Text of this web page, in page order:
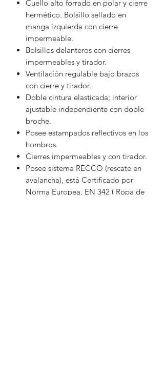
Cuello alto forrado en polar y cierre
hermético. Bolsillo sellado en
manga izquierda con cierre
impermeable.
Bolsillos delanteros con cierres
impermeables y tirador.
Ventilación regulable bajo brazos
con cierre y tirador.
Doble cintura elasticada; interior
ajustable independiente con doble
broche.
Posee estampados reflectivos en los
hombros.
Cierres impermeables y con tirador.
Posee sistema RECCO (rescate en
avalancha), está Certificado por
Norma Europea, EN 342 ( Ropa de